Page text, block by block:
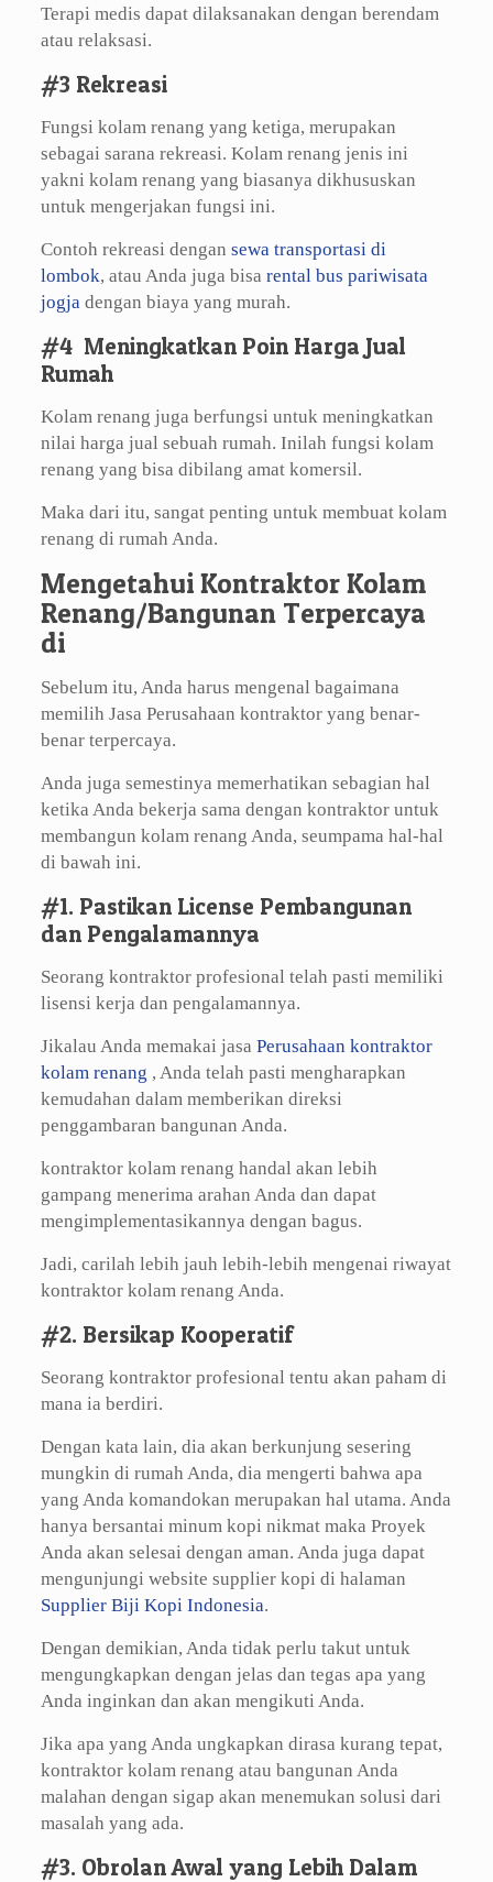
Terapi medis dapat dilaksanakan dengan berendam
atau relaksasi.
#3 Rekreasi
Fungsi kolam renang yang ketiga, merupakan
sebagai sarana rekreasi. Kolam renang jenis ini
yakni kolam renang yang biasanya dikhususkan
untuk mengerjakan fungsi ini.
Contoh rekreasi dengan sewa transportasi di
lombok, atau Anda juga bisa rental bus pariwisata
jogjadengan biaya yang murah.
#4 Meningkatkan Poin Harga Jual
Rumah
Kolam renang juga berfungsi untuk meningkatkan
nilai harga jual sebuah rumah. Inilah fungsi kolam
renang yang bisa dibilang amat komersil.
Maka dari itu, sangat penting untuk membuat kolam
renang di rumah Anda.
Mengetahui Kontraktor Kolam
Renang/Bangunan Terpercaya
di
Sebelum itu, Anda harus mengenal bagaimana
memilih Jasa Perusahaan kontraktor yang benar-
benar terpercaya.
Anda juga semestinya memerhatikan sebagian hal
ketika Anda bekerja sama dengan kontraktor untuk
membangun kolam renang Anda, seumpama hal-hal
di bawah ini.
#1. Pastikan License Pembangunan
dan Pengalamannya
Seorang kontraktor profesional telah pasti memiliki
lisensi kerja dan pengalamannya.
Jikalau Anda memakai jasa Perusahaan kontraktor
kolam renang , Anda telah pasti mengharapkan
kemudahan dalam memberikan direksi
penggambaran bangunan Anda.
kontraktor kolam renang handal akan lebih
gampang menerima arahan Anda dan dapat
mengimplementasikannya dengan bagus.
Jadi, carilah lebih jauh lebih-lebih mengenai riwayat
kontraktor kolam renang Anda.
#2. Bersikap Kooperatif
Seorang kontraktor profesional tentu akan paham di
mana ia berdiri.
Dengan kata lain, dia akan berkunjung sesering
mungkin di rumah Anda, dia mengerti bahwa apa
yang Anda komandokan merupakan hal utama. Anda
hanya bersantai minum kopi nikmat maka Proyek
Anda akan selesai dengan aman. Anda juga dapat
mengunjungi website supplier kopi di halaman
Supplier Biji Kopi Indonesia.
Dengan demikian, Anda tidak perlu takut untuk
mengungkapkan dengan jelas dan tegas apa yang
Anda inginkan dan akan mengikuti Anda.
Jika apa yang Anda ungkapkan dirasa kurang tepat,
kontraktor kolam renang atau bangunan Anda
malahan dengan sigap akan menemukan solusi dari
masalah yang ada.
#3. Obrolan Awal yang Lebih Dalam